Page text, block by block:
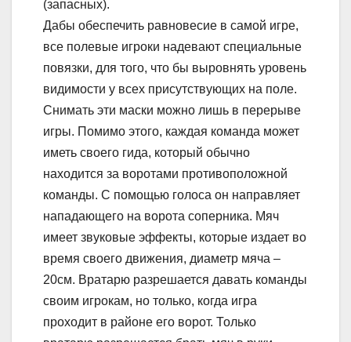
(запасных).
Дабы обеспечить равновесие в самой игре,
все полевые игроки надевают специальные
повязки, для того, что бы выровнять уровень
видимости у всех присутствующих на поле.
Снимать эти маски можно лишь в перерыве
игры. Помимо этого, каждая команда может
иметь своего гида, который обычно
находится за воротами противоположной
команды. С помощью голоса он направляет
нападающего на ворота соперника. Мяч
имеет звуковые эффекты, которые издает во
время своего движения, диаметр мяча –
20см. Вратарю разрешается давать команды
своим игрокам, но только, когда игра
проходит в районе его ворот. Только